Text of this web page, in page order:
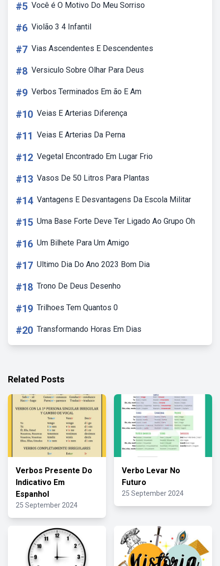
#5 Você é O Motivo Do Meu Sorriso
#6 Violão 3 4 Infantil
#7 Vias Ascendentes E Descendentes
#8 Versiculo Sobre Olhar Para Deus
#9 Verbos Terminados Em ão E Am
#10 Veias E Arterias Diferença
#11 Veias E Arterias Da Perna
#12 Vegetal Encontrado Em Lugar Frio
#13 Vasos De 50 Litros Para Plantas
#14 Vantagens E Desvantagens Da Escola Militar
#15 Uma Base Forte Deve Ter Ligado Ao Grupo Oh
#16 Um Bilhete Para Um Amigo
#17 Ultimo Dia Do Ano 2023 Bom Dia
#18 Trono De Deus Desenho
#19 Trilhoes Tem Quantos 0
#20 Transformando Horas Em Dias
Related Posts
Verbos Presente Do
Indicativo Em
Espanhol
25 September 2024
Verbo Levar No
Futuro
25 September 2024